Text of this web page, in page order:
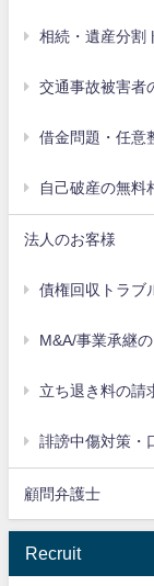
相続・遺産分割
交通事故被害者
借金問題・任意
自己破産の無料
法人のお客様
債権回収トラブ
M&A/事業承継
立ち退き料の請
誹謗中傷対策・
顧問弁護士
Recruit